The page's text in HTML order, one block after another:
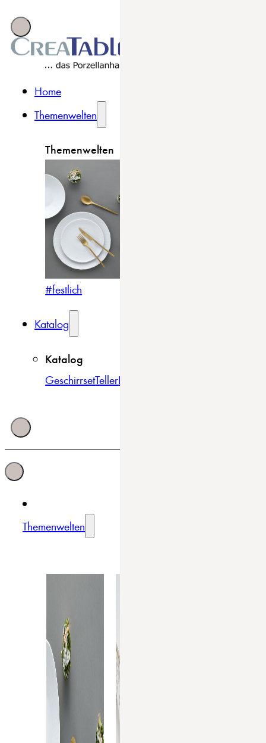
Home
Themenwelten
Themenwelten
#festlich
Katalog
Katalog
GeschirrsetTellerBowls & Schüsseln
Themenwelten